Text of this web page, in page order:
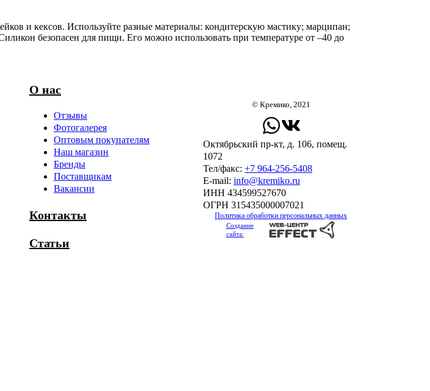
и кексов. Используйте разные материалы: кондитерскую мастику; марципан;
безопасен для пищи. Его можно использовать при температуре от –40 до
О нас
Отзывы
Фотогалерея
Оптовым покупателям
Наш магазин
Бренды
Поставщикам
Вакансии
Контакты
Статьи
© Кремико, 2021
Октябрьский пр-кт, д. 106, помещ.
1072
Тел/факс: +7 964-256-5408
Е-mail: info@kremiko.ru
ИНН 434599527670
ОГРН 315435000007021
Политика обработки персональных данных
Создание
сайта: